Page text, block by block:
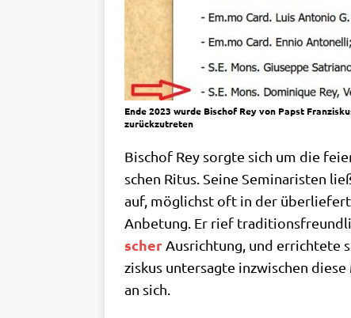
Ende 2023 wur­de Bischof Rey von Papst
zurückzutreten
Bischof Rey sorg­te sich um die
schen Ritus. Sei­ne Semi­na­ri­sten
auf, mög­lichst oft in der
Anbe­tung. Er rief
scher Aus­rich­tung, und errich­te­te
zis­kus unter­sag­te inzwi­schen
an sich.